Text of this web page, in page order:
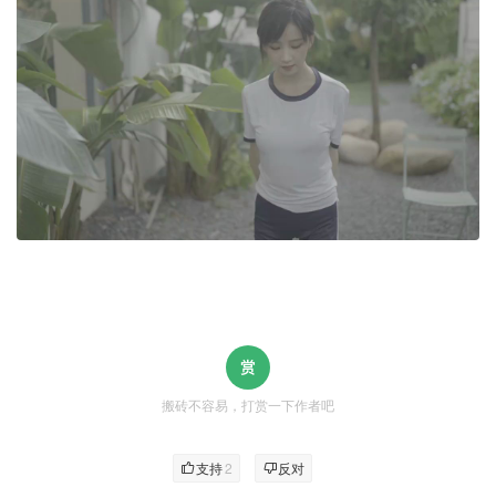
搬砖不容易，打赏一下作者吧
支持2 反对